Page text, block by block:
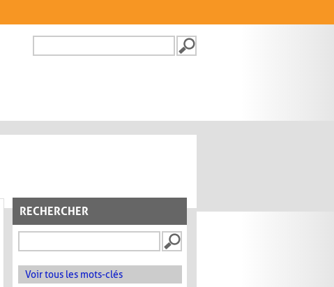
FORMULAIRE DE
RECHERCHER
Voir tous les mots-clés